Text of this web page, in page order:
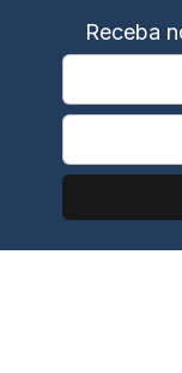
Receba